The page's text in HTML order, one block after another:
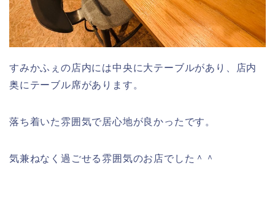
すみかふぇの店内には中央に大テーブルがあり、店内
奥にテーブル席があります。
落ち着いた雰囲気で居心地が良かったです。
気兼ねなく過ごせる雰囲気のお店でした＾＾